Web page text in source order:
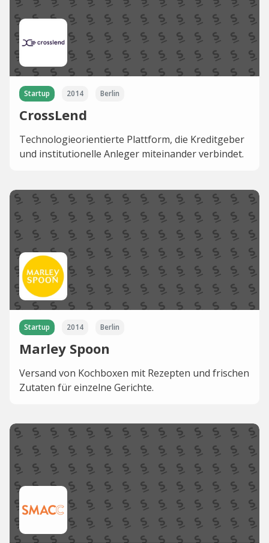
Startup 2014 Berlin
CrossLend
Technologieorientierte Plattform, die Kreditgeber
und institutionelle Anleger miteinander verbindet.
Startup 2014 Berlin
Marley Spoon
Versand von Kochboxen mit Rezepten und frischen
Zutaten für einzelne Gerichte.